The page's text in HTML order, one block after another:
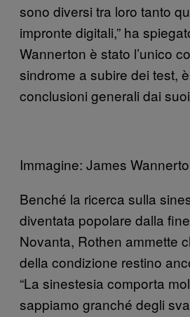
sono diversi tra loro tanto
impronte digitali,” ha
Wannerton è stato l’unico
sindrome a subire dei test,
conclusioni generali dai
Immagine: James
Benché la ricerca sulla
diventata popolare dalla
Novanta, Rothen ammette
della condizione restino
“La sinestesia comporta
sappiamo granché degli